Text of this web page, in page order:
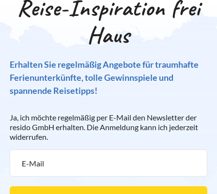
Reise-Inspiration frei
Haus
Erhalten Sie regelmäßig Angebote für traumhafte
Ferienunterkünfte, tolle Gewinnspiele und
spannende Reisetipps!
Ja, ich möchte regelmäßig per E-Mail den Newsletter der
resido GmbH erhalten. Die Anmeldung kann ich jederzeit
widerrufen.